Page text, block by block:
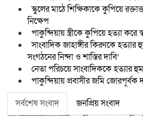
স্কুলের মাঠে শিক্ষিকাকে কুপিয়ে
নিক্ষেপ
পাকুন্দিয়ায় স্ত্রীকে কুপিয়ে হত্যা করে
সাংবাদিক জাহাঙ্গীর কিরণকে হত্যার
সংগঠনের নিন্দা ও শাস্তির দাবি’
নেতা পরিচয়ে সাংবাদিককে হত্যার
পাকুন্দিয়ায় প্রবাসীর জমি
সর্বশেষ সংবাদ
জনপ্রিয় সংবাদ